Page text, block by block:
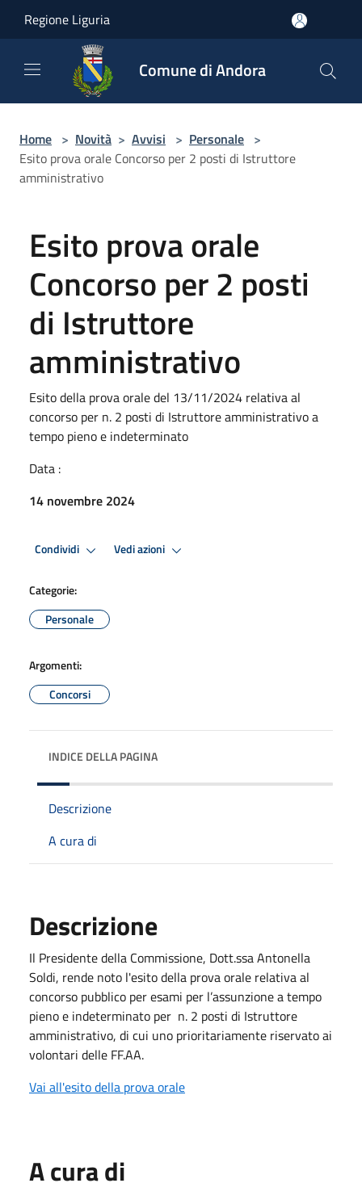
Regione Liguria
Comune di Andora
Home > Novità > Avvisi > Personale >
Esito prova orale Concorso per 2 posti di Istruttore
amministrativo
Esito prova orale
Concorso per 2 posti
di Istruttore
amministrativo
Esito della prova orale del 13/11/2024 relativa al
concorso per n. 2 posti di Istruttore amministrativo a
tempo pieno e indeterminato
Data :
14 novembre 2024
Condividi Vedi azioni
Categorie:
Personale
Argomenti:
Concorsi
INDICE DELLA PAGINA
Descrizione
A cura di
Descrizione
Il Presidente della Commissione, Dott.ssa Antonella
Soldi, rende noto l'esito della prova orale relativa al
concorso pubblico per esami per l’assunzione a tempo
pieno e indeterminato per n. 2 posti di Istruttore
amministrativo, di cui uno prioritariamente riservato ai
volontari delle FF.AA.
Vai all'esito della prova orale
A cura di